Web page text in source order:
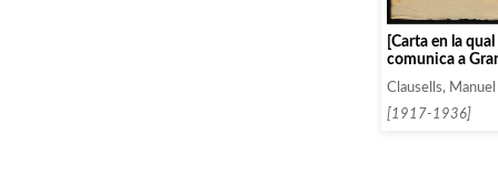
[Carta en la qual
comunica a
segueix les
Rabentós per un
Perelló]
Clausells, Manuel
[1917-1936]